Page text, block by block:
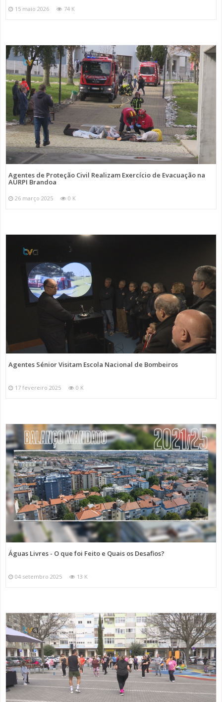
15 maio 2026 74 K
Agentes de Proteção Civil Realizam Exercício de Evacuação na
AURPI Brandoa
26 março 2025 0 K
Agentes Sénior Visitam Escola Nacional de Bombeiros
17 fevereiro 2025 0 K
Águas Livres - O que foi Feito e Quais os Desafios?
04 setembro 2025 13 K